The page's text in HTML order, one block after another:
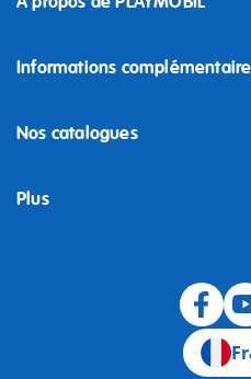
Informations
Nos catalogues
Plus